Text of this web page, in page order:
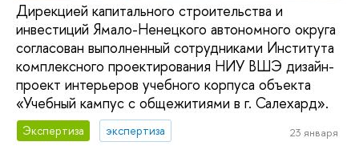
Дирекцией капитального строительства и
инвестиций Ямало-Ненецкого автономного округа
согласован выполненный сотрудниками Института
комплексного проектирования НИУ ВШЭ дизайн-
проект интерьеров учебного корпуса объекта
«Учебный кампус с общежитиями в г. Салехард».
Экспертиза экспертиза 23 января